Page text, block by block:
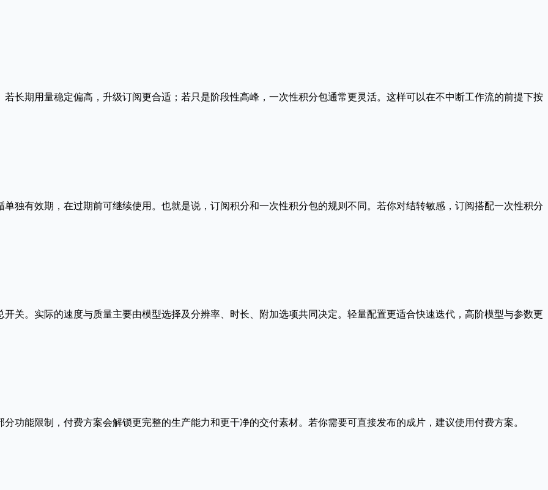
长期用量稳定偏高，升级订阅更合适；若只是阶段性高峰，一次性积分包通常更灵活。这样可以在不中断工作流的前提下按
独有效期，在过期前可继续使用。也就是说，订阅积分和一次性积分包的规则不同。若你对结转敏感，订阅搭配一次性积分
开关。实际的速度与质量主要由模型选择及分辨率、时长、附加选项共同决定。轻量配置更适合快速迭代，高阶模型与参数更
功能限制，付费方案会解锁更完整的生产能力和更干净的交付素材。若你需要可直接发布的成片，建议使用付费方案。